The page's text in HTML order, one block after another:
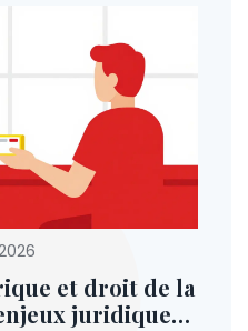
et droit de la
juridiques